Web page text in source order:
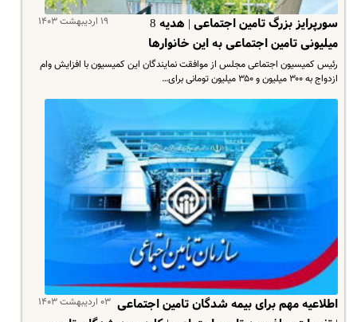
۱۹ اردیبهشت ۱۴۰۳
سورپرایز بزرگ تامین اجتماعی | هدیه 8
میلیونی تامین اجتماعی به این خانوارها
رئیس کمیسیون اجتماعی مجلس از موافقت نمایندگان این کمیسیون با افزایش وام
ازدواج به ۳۰۰ میلیون و ۳۵۰ میلیون تومانی برای…
۰۳ اردیبهشت ۱۴۰۳ اطلاعیه مهم برای بیمه شدگان تامین اجتماعی